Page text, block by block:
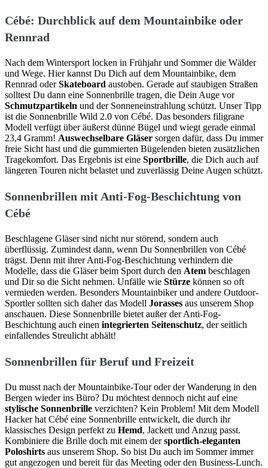
Cébé: Durchblick auf dem Mountainbike oder
Rennrad
Nach dem Wintersport locken in Frühjahr und Sommer die Wälder
und Wege. Hier kannst Du Dich auf dem Mountainbike, dem
Rennrad oderSkateboard austoben. Gerade auf staubigen Straßen
solltest Du dann eine Sonnenbrille tragen, die Dein Auge vor
Schmutzpartikeln und der Sonneneinstrahlung schützt. Unser Tipp
ist die Sonnenbrille Wild 2.0 von Cébé. Das besonders filigrane
Modell verfügt über äußerst dünne Bügel und wiegt gerade einmal
23,4 Gramm! Auswechselbare Gläser sorgen dafür, dass Du immer
freie Sicht hast und die gummierten Bügelenden bieten zusätzlichen
Tragekomfort. Das Ergebnis ist eine Sportbrille, die Dich auch auf
längeren Touren nicht belastet und zuverlässig Deine Augen schützt.
Sonnenbrillen mit Anti-Fog-Beschichtung von
Cébé
Beschlagene Gläser sind nicht nur störend, sondern auch
überflüssig. Zumindest dann, wenn Du Sonnenbrillen von Cébé
trägst. Denn mit ihrer Anti-Fog-Beschichtung verhindern die
Modelle, dass die Gläser beim Sport durch den Atem beschlagen
und Dir so die Sicht nehmen. Unfälle wie Stürze können so oft
vermieden werden. Besonders Mountainbiker und andere Outdoor-
Sportler sollten sich daher das Modell Jorasses aus unserem Shop
anschauen. Diese Sonnenbrille bietet außer der Anti-Fog-
Beschichtung auch einen integrierten Seitenschutz, der seitlich
einfallendes Streulicht abhält!
Sonnenbrillen für Beruf und Freizeit
Du musst nach der Mountainbike-Tour oder der Wanderung in den
Bergen wieder ins Büro? Du möchtest dennoch nicht auf eine
stylische Sonnenbrille verzichten? Kein Problem! Mit dem Modell
Hacker hat Cébé eine Sonnenbrille entwickelt, die durch ihr
klassisches Design perfekt zu Hemd, Jackett und Anzug passt.
Kombiniere die Brille doch mit einem dersportlich-eleganten
Poloshirts aus unserem Shop. So bist Du auch im Sommer immer
gut angezogen und bereit für das Meeting oder den Business-Lunch.